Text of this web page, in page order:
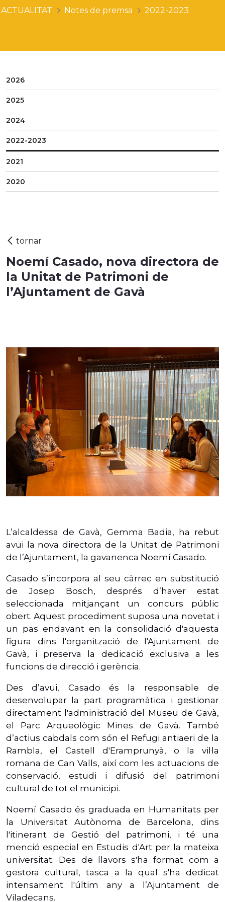
ACTUALITAT Notes de premsa 2022-2023
2026
2025
2024
2022-2023
2021
2020
Noemí Casado, nova directora de
la Unitat de Patrimoni de
l’Ajuntament de Gavà
L’alcaldessa de Gavà, Gemma Badia, ha rebut
avui la nova directora de la Unitat de Patrimoni
de l’Ajuntament, la gavanenca Noemí Casado.
Casado s’incorpora al seu càrrec en substitució
de Josep Bosch, després d’haver estat
seleccionada mitjançant un concurs públic
obert. Aquest procediment suposa una novetat i
un pas endavant en la consolidació d'aquesta
figura dins l'organització de l'Ajuntament de
Gavà, i preserva la dedicació exclusiva a les
funcions de direcció i gerència.
Des d’avui, Casado és la responsable de
desenvolupar la part programàtica i gestionar
directament l'administració del Museu de Gavà,
el Parc Arqueològic Mines de Gavà. També
d’actius cabdals com són el Refugi antiaeri de la
Rambla, el Castell d'Eramprunyà, o la vil·la
romana de Can Valls, així com les actuacions de
conservació, estudi i difusió del patrimoni
cultural de tot el municipi.
Noemí Casado és graduada en Humanitats per
la Universitat Autònoma de Barcelona, dins
l'itinerant de Gestió del patrimoni, i té una
menció especial en Estudis d'Art per la mateixa
universitat. Des de llavors s'ha format com a
gestora cultural, tasca a la qual s'ha dedicat
intensament l'últim any a l’Ajuntament de
Viladecans.